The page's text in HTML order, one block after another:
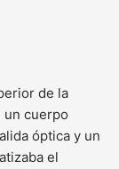
de la
un cuerpo
óptica y un
el